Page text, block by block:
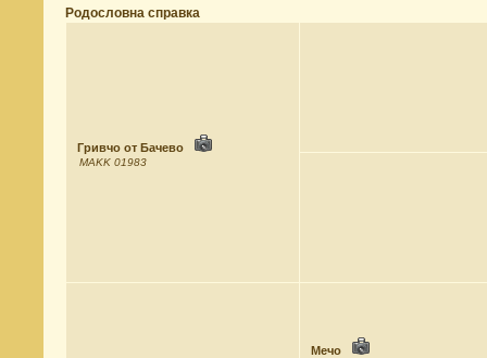
Родословна справка
Гривчо от Бачево
MAKK 01983
Мечо